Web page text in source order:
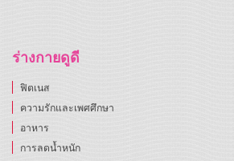
ร่างกายดูดี
ฟิตเนส
ความรักและเพศศึกษา
อาหาร
การลดน้ำหนัก